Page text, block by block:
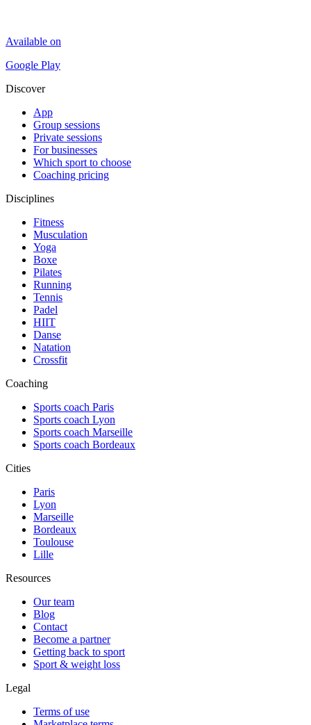
Available on
Google Play
Discover
App
Group sessions
Private sessions
For businesses
Which sport to choose
Coaching pricing
Disciplines
Fitness
Musculation
Yoga
Boxe
Pilates
Running
Tennis
Padel
HIIT
Danse
Natation
Crossfit
Coaching
Sports coach Paris
Sports coach Lyon
Sports coach Marseille
Sports coach Bordeaux
Cities
Paris
Lyon
Marseille
Bordeaux
Toulouse
Lille
Resources
Our team
Blog
Contact
Become a partner
Getting back to sport
Sport & weight loss
Legal
Terms of use